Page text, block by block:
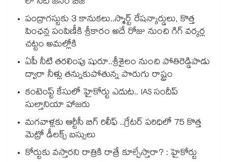
పంద్రాగస్టుకు 3 కానుకలు..స్మార్ట్ రేషన్కార్డులు, కొత్త
పింఛన్ల పంపిణీకి శ్రీకారం అదే రోజు నుంచి గిగ్ వర్కర్ల
చట్టం అమల్లోకి
ఏపీ నీటి తరలింపు షురూ..శ్రీశైలం నుంచి పోతిరెడ్డిపాడు
ద్వారా నీళ్లు తన్నుకుపోతున్న పొరుగు రాష్ట్రం
కంటెంప్ట్ కేసులో హైకోర్టు ఎదుట.. IAS సందీప్
సుల్తానియా హాజరు
మగవాళ్లకు ఆర్టీసీ బిగ్ రిలీఫ్ ..గ్రేటర్ పరిధిలో 75 కొత్త
మెట్రో డీలక్స్ బస్సులు
కోర్టుకు వస్తారని రాత్రికి రాత్రే కూల్చేస్తారా? : హైకోర్టు